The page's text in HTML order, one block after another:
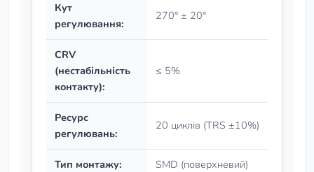
Кут
регулювання:
270° ± 20°
CRV
(нестабільність
контакту):
≤ 5%
Ресурс
регулювань:
20 циклів (TRS ±10%)
Тип монтажу: SMD (поверхневий)